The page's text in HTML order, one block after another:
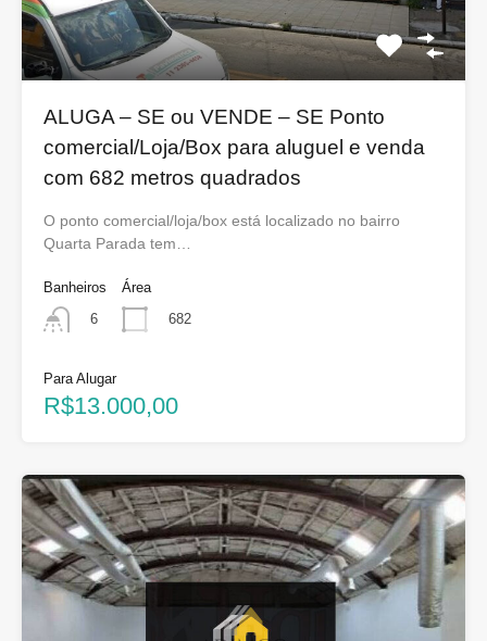
ALUGA – SE ou VENDE – SE Ponto
comercial/Loja/Box para aluguel e venda
com 682 metros quadrados
O ponto comercial/loja/box está localizado no bairro
Quarta Parada tem…
Banheiros
6
Área
682
Para Alugar
R$13.000,00